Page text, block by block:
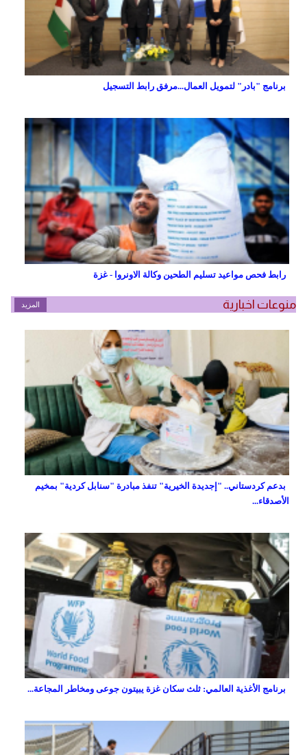
برنامج "بادر" لتمويل العمال...مرفق رابط التسجيل
رابط فحص مواعيد تسليم الطحين وكالة الاونروا - غزة
منوعات اخبارية المزيد
بدعم كردستاني.. "إجديدة الخيرية" تنفذ مبادرة "سنابل كردية" بمخيم
الأصدقاء...
برنامج الأغذية العالمي: ثلث سكان غزة يبيتون جوعى ومخاطر المجاعة...